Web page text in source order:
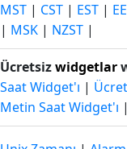
MST | CST | EST |
| MSK | NZST |
Ücretsizwidgetlar
Saat Widget'ı |
Metin Saat Widget'ı |